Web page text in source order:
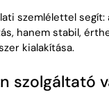
szemlélettel segít:
hanem stabil,
kialakítása.
szolgáltató